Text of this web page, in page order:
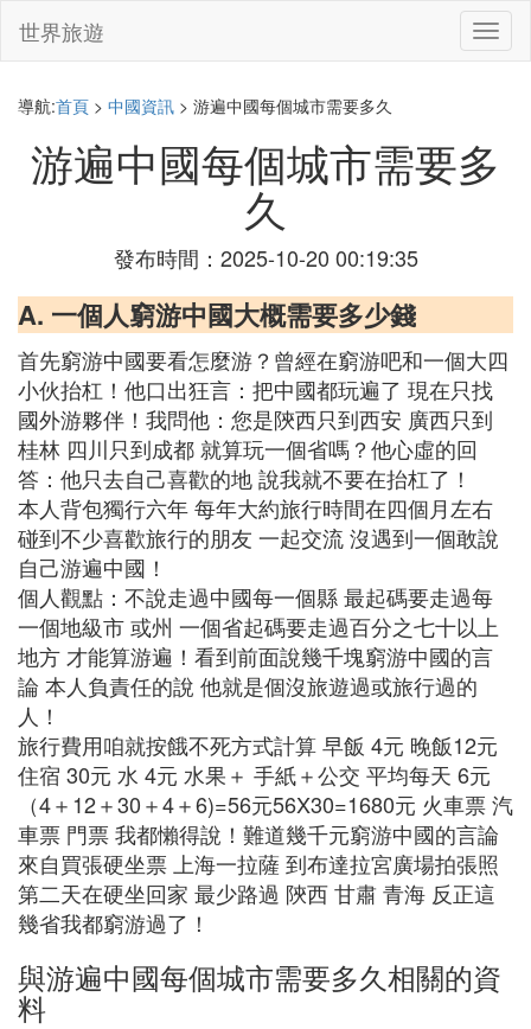
切
換
世界旅遊
導航:首頁 > 中國資訊 > 游遍中國每個城市需要多久
游遍中國每個城市需要多
久
發布時間：2025-10-20 00:19:35
A. 一個人窮游中國大概需要多少錢
首先窮游中國要看怎麼游？曾經在窮游吧和一個大四
小伙抬杠！他口出狂言：把中國都玩遍了 現在只找
國外游夥伴！我問他：您是陝西只到西安 廣西只到
桂林 四川只到成都 就算玩一個省嗎？他心虛的回
答：他只去自己喜歡的地 說我就不要在抬杠了！
本人背包獨行六年 每年大約旅行時間在四個月左右
碰到不少喜歡旅行的朋友 一起交流 沒遇到一個敢說
自己游遍中國！
個人觀點：不說走過中國每一個縣 最起碼要走過每
一個地級市 或州 一個省起碼要走過百分之七十以上
地方 才能算游遍！看到前面說幾千塊窮游中國的言
論 本人負責任的說 他就是個沒旅遊過或旅行過的
人！
旅行費用咱就按餓不死方式計算 早飯 4元 晚飯12元
住宿 30元 水 4元 水果＋ 手紙＋公交 平均每天 6元
（4＋12＋30＋4＋6)=56元56X30=1680元 火車票 汽
車票 門票 我都懶得說！難道幾千元窮游中國的言論
來自買張硬坐票 上海一拉薩 到布達拉宮廣場拍張照
第二天在硬坐回家 最少路過 陝西 甘肅 青海 反正這
幾省我都窮游過了！
與游遍中國每個城市需要多久相關的資
料